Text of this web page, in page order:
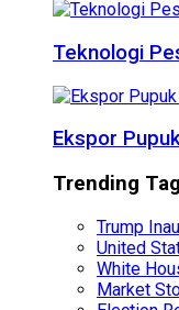
Teknologi
Ekspor
Trending
Trump
United
White
Market